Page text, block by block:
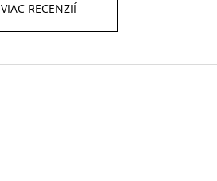
VIAC RECENZIÍ